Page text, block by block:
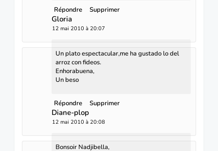
Répondre Supprimer
Gloria
12 mai 2010 à 20:07
Un plato espectacular,me ha gustado lo del
arroz con fideos.
Enhorabuena,
Un beso
Répondre Supprimer
Diane-plop
12 mai 2010 à 20:08
Bonsoir Nadjibella,